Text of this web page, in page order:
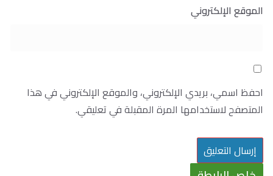
الموقع الإلكتروني
احفظ اسمي، بريدي الإلكتروني، والموقع الإلكتروني في هذا
المتصفح لاستخدامها المرة المقبلة في تعليقي.